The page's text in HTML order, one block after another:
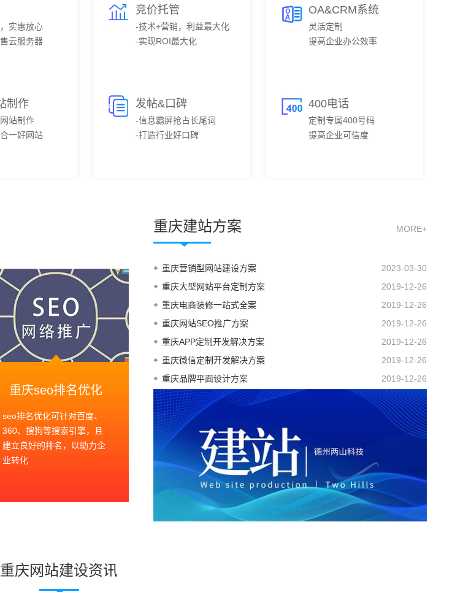
实惠放心
云服务器
制作
站制作
一好网站
竞价托管
-技术+营销，利益最大化
-实现ROI最大化
发帖&口碑
-信息霸屏抢占长尾词
-打造行业好口碑
OA&CRM系统
灵活定制
提高企业办公效率
400电话
定制专属400号码
提高企业可信度
重庆seo排名优化
seo排名优化可针对百度、
360、搜狗等搜索引擎，且
建立良好的排名，以助力企
业转化
重庆建站方案 MORE+
重庆营销型网站建设方案
2023-03-30
重庆大型网站平台定制方案
2019-12-26
重庆电商装修一站式全案
2019-12-26
重庆网站SEO推广方案
2019-12-26
重庆APP定制开发解决方案
2019-12-26
重庆微信定制开发解决方案
2019-12-26
重庆品牌平面设计方案
2019-12-26
重庆网站建设资讯